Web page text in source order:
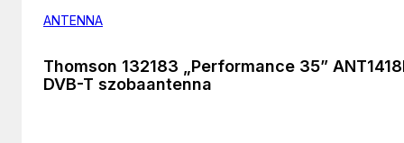
ANTENNA
Thomson 132183 „Performance 35”
DVB-T szobaantenna